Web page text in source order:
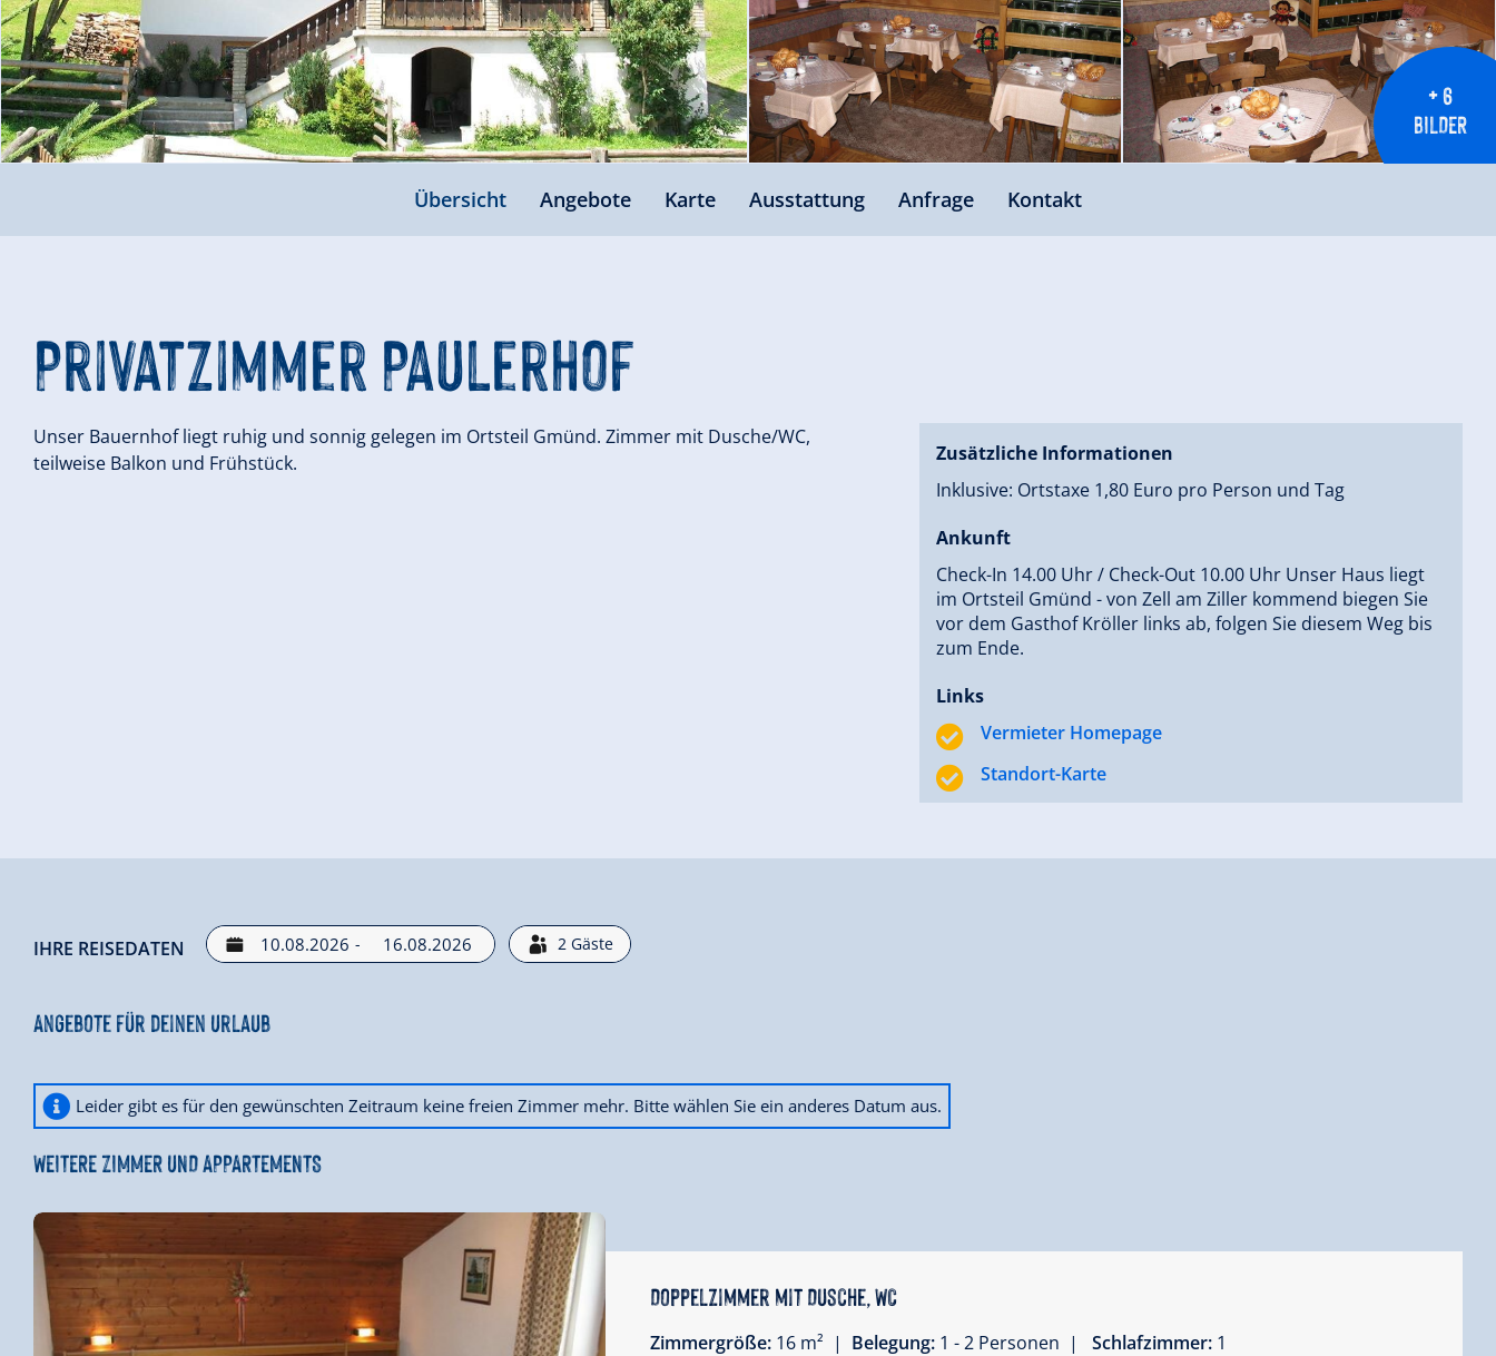
+ 6
BILDER
Übersicht Angebote Karte Ausstattung Anfrage Kontakt
Privatzimmer Paulerhof
Unser Bauernhof liegt ruhig und sonnig gelegen im Ortsteil Gmünd. Zimmer mit Dusche/WC,
teilweise Balkon und Frühstück.
Zusätzliche Informationen
Inklusive: Ortstaxe 1,80 Euro pro Person und Tag
Ankunft
Check-In 14.00 Uhr / Check-Out 10.00 Uhr Unser Haus liegt
im Ortsteil Gmünd - von Zell am Ziller kommend biegen Sie
vor dem Gasthof Kröller links ab, folgen Sie diesem Weg bis
zum Ende.
Links
Vermieter Homepage
Standort-Karte
IHRE REISEDATEN - 2 Gäste
Angebote für deinen Urlaub
Leider gibt es für den gewünschten Zeitraum keine freien Zimmer mehr. Bitte wählen Sie ein anderes Datum aus.
WEITERE ZIMMER UND APPARTEMENTS
Doppelzimmer mit Dusche, WC
Zimmergröße: 16 m² | Belegung: 1 - 2 Personen | Schlafzimmer: 1